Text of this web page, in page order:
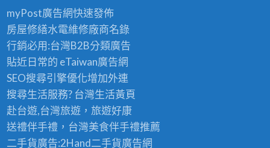
myPost廣告網快速發佈
房屋修繕水電維修廠商名錄
行銷必用:台灣B2B分類廣告
貼近日常的 eTaiwan廣告網
SEO搜尋引擎優化增加外連
搜尋生活服務? 台灣生活黃頁
赴台遊,台灣旅遊，旅遊好康
送禮伴手禮，台灣美食伴手禮推薦
二手貨廣告:2Hand二手貨廣告網